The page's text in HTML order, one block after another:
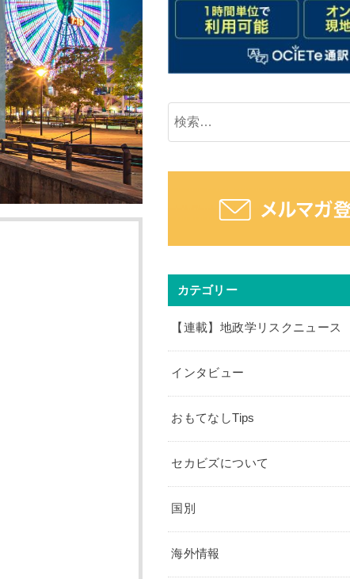
カテゴリー
【連載】地政学リスクニュース
インタビュー
おもてなしTips
セカビズについて
国別
海外情報